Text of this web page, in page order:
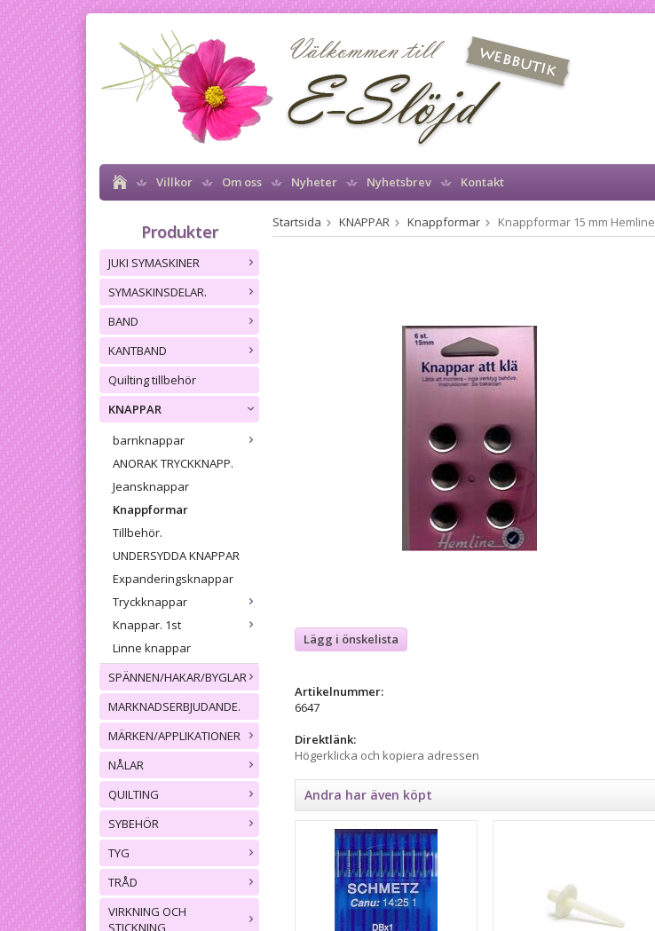
Villkor Om oss Nyheter Nyhetsbrev Kontakt
Produkter
JUKI SYMASKINER
SYMASKINSDELAR.
BAND
KANTBAND
Quilting tillbehör
KNAPPAR
barnknappar
ANORAK TRYCKKNAPP.
Jeansknappar
Knappformar
Tillbehör.
UNDERSYDDA KNAPPAR
Expanderingsknappar
Tryckknappar
Knappar. 1st
Linne knappar
SPÄNNEN/HAKAR/BYGLAR
MARKNADSERBJUDANDE.
MÄRKEN/APPLIKATIONER
NÅLAR
QUILTING
SYBEHÖR
TYG
TRÅD
VIRKNING OCH
STICKNING
Startsida KNAPPAR Knappformar Knappformar 15 mm Hemline
Lägg i önskelista
Artikelnummer:
6647
Direktlänk:
Högerklicka och kopiera adressen
Andra har även köpt